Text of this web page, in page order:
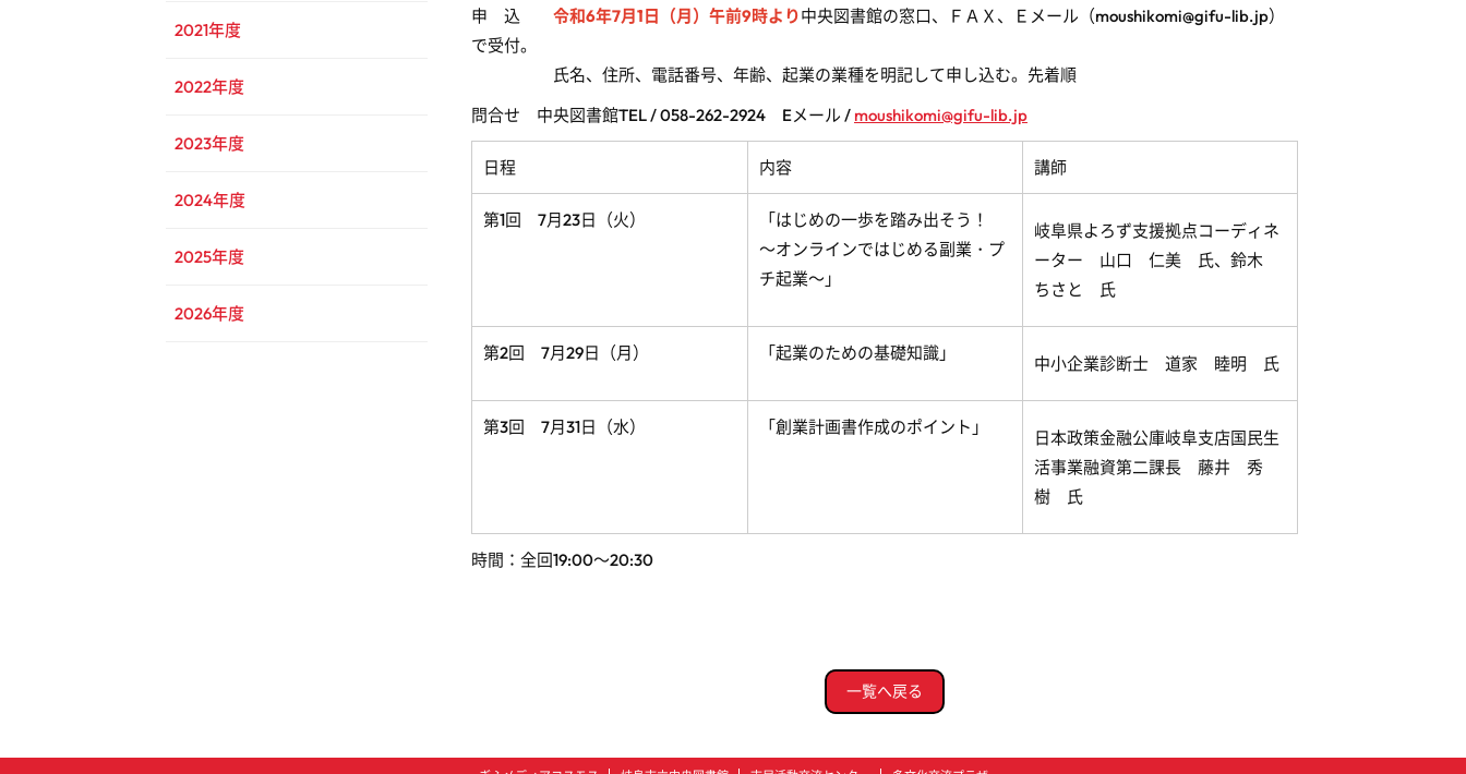
申 込 令和6年7月1日（月）午前9時より中央図書館の窓口、ＦＡＸ、Ｅメール（moushikomi@gifu-lib.jp）
で受付。
氏名、住所、電話番号、年齢、起業の業種を明記して申し込む。先着順
問合せ 中央図書館TEL / 058-262-2924 Eメール / moushikomi@gifu-lib.jp
日程 内容 講師
第1回 7月23日（火）
「はじめの一歩を踏み出そう！
～オンラインではじめる副業・プ
チ起業～」
岐阜県よろず支援拠点コーディネ
ーター 山口 仁美 氏、鈴木
ちさと 氏
第2回 7月29日（月） 「起業のための基礎知識」
中小企業診断士 道家 睦明 氏
第3回 7月31日（水） 「創業計画書作成のポイント」
日本政策金融公庫岐阜支店国民生
活事業融資第二課長 藤井 秀
樹 氏
時間：全回19:00～20:30
一覧へ戻る
2021年度
2022年度
2023年度
2024年度
2025年度
2026年度